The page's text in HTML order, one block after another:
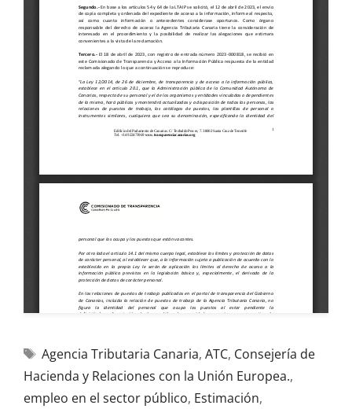
Agencia Tributaria Canaria, ATC, Consejería de
Hacienda y Relaciones con la Unión Europea.,
empleo en el sector público, Estimación,